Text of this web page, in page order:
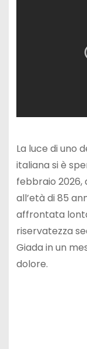
La luce di uno
italiana si è
febbraio 2026,
all’età di 85
affrontata
riservatezza
Giada in un
dolore.